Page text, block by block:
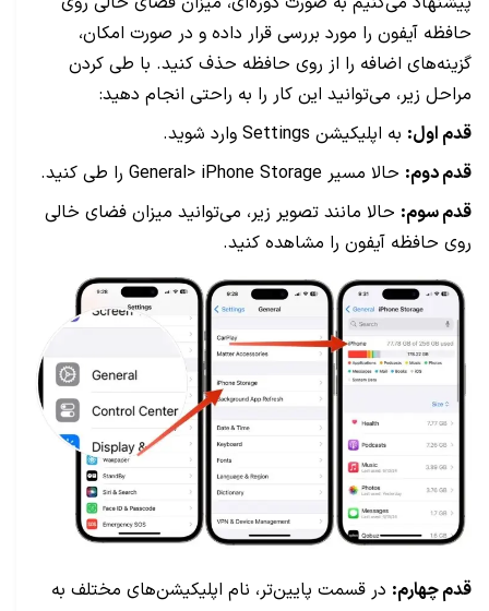
حافظه آیفون را مورد بررسی قرار داده و در صورت امکان،
گزینه‌های اضافه را از روی حافظه حذف کنید. با طی کردن
مراحل زیر، می‌توانید این کار را به راحتی انجام دهید:
قدم اول: به اپلیکیشن Settings وارد شوید.
قدم دوم: حالا مسیر General> iPhone Storage را طی کنید.
قدم سوم: حالا مانند تصویر زیر، می‌توانید میزان فضای خالی
روی حافظه آیفون را مشاهده کنید.
قدم چهارم: در قسمت پایین‌تر، نام اپلیکیشن‌های مختلف به